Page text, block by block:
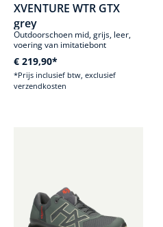
XVENTURE WTR GTX
grey
Outdoorschoen mid, grijs, leer,
voering van imitatiebont
€ 219,90*
*Prijs inclusief btw, exclusief
verzendkosten